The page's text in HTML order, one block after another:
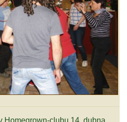
Homegrown-clubu 14. dubna